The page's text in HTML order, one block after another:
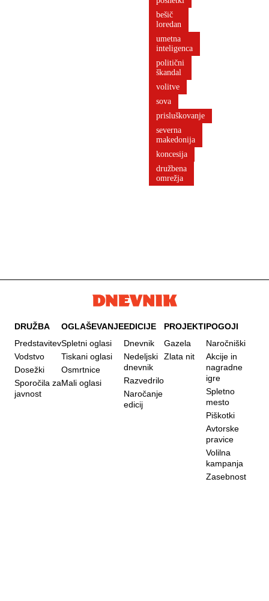
Nike
Kovač
bešič
loredan
umetna
inteligenca
politični
škandal
volitve
sova
prisluškovanje
severna
makedonija
koncesija
družbena
omrežja
DRUŽBA
Predstavitev
Vodstvo
Dosežki
Sporočila za
javnost
OGLAŠEVANJE
Spletni oglasi
Tiskani oglasi
Osmrtnice
Mali oglasi
EDICIJE
Dnevnik
Nedeljski
dnevnik
Razvedrilo
Naročanje
edicij
PROJEKTI
Gazela
Zlata nit
POGOJI
Naročniški
Akcije in
nagradne
igre
Spletno
mesto
Piškotki
Avtorske
pravice
Volilna
kampanja
Zasebnost